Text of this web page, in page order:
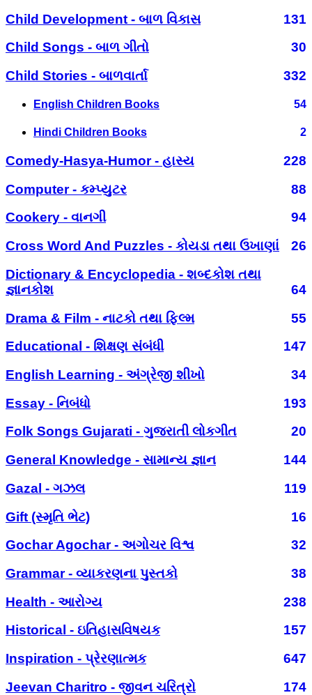
Child Development - બાળ વિકાસ
131
Child Songs - બાળ ગીતો
30
Child Stories - બાળવાર્તા
332
English Children Books 54
Hindi Children Books 2
Comedy-Hasya-Humor - હાસ્ય
228
Computer - કમ્પ્યુટર
88
Cookery - વાનગી
94
Cross Word And Puzzles - કોયડા તથા ઉખાણાં
26
Dictionary & Encyclopedia - શબ્દકોશ તથા
જ્ઞાનકોશ
64
Drama & Film - નાટકો તથા ફિલ્મ
55
Educational - શિક્ષણ સંબંધી
147
English Learning - અંગ્રેજી શીખો
34
Essay - નિબંધો
193
Folk Songs Gujarati - ગુજરાતી લોકગીત
20
General Knowledge - સામાન્ય જ્ઞાન
144
Gazal - ગઝલ
119
Gift (સ્મૃતિ ભેટ)
16
Gochar Agochar - અગોચર વિશ્વ
32
Grammar - વ્યાકરણના પુસ્તકો
38
Health - આરોગ્ય
238
Historical - ઇતિહાસવિષયક
157
Inspiration - પ્રેરણાત્મક
647
Jeevan Charitro - જીવન ચરિત્રો
174